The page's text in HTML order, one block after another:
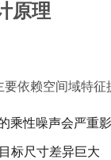
原理
依赖空间域特
乘性噪声会严重
标尺寸差异巨大